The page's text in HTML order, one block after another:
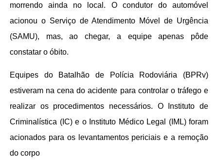
morrendo ainda no local. O condutor do automóvel
acionou o Serviço de Atendimento Móvel de Urgência
(SAMU), mas, ao chegar, a equipe apenas pôde
constatar o óbito.
Equipes do Batalhão de Polícia Rodoviária (BPRv)
estiveram na cena do acidente para controlar o tráfego e
realizar os procedimentos necessários. O Instituto de
Criminalística (IC) e o Instituto Médico Legal (IML) foram
acionados para os levantamentos periciais e a remoção
do corpo